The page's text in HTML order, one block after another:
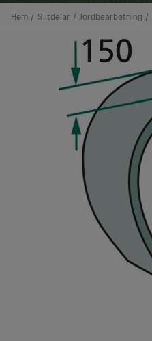
Hem Slitdelar Jordbearbetning